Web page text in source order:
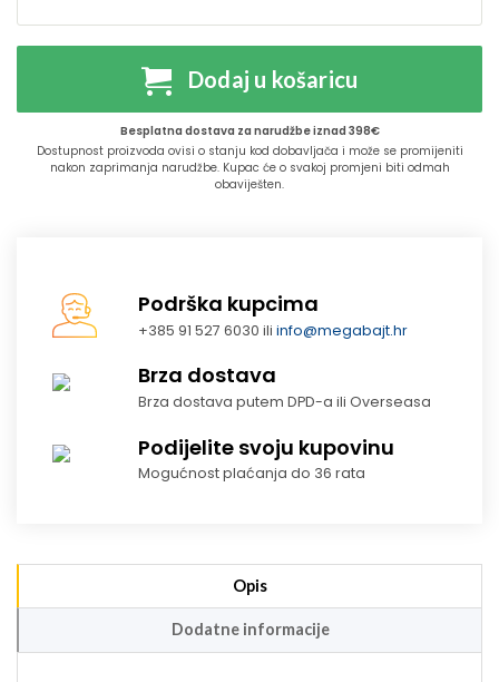
Dodaj u košaricu
Besplatna dostava za narudžbe iznad 398€
Dostupnost proizvoda ovisi o stanju kod dobavljača i može se promijeniti
nakon zaprimanja narudžbe. Kupac će o svakoj promjeni biti odmah
obaviješten.
Podrška kupcima
+385 91 527 6030 iliinfo@megabajt.hr
Brza dostava
Brza dostava putem DPD-a ili Overseasa
Podijelite svoju kupovinu
Mogućnost plaćanja do 36 rata
Opis
Dodatne informacije